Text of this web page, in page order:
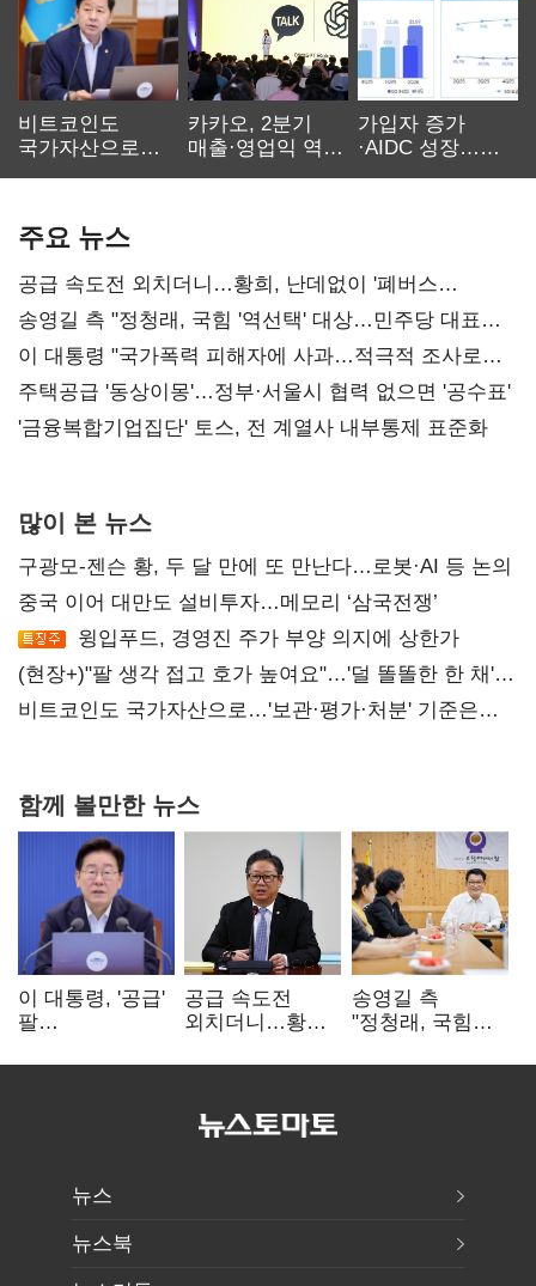
비트코인도
국가자산으로…'
카카오, 2분기
매출·영업익 역대
가입자 증가
·AIDC 성장…
주요 뉴스
공급 속도전 외치더니…황희, 난데없이 '폐버스
리모델링' 제안
송영길 측 "정청래, 국힘 '역선택' 대상…민주당 대표로
총선 지휘 못해"
이 대통령 "국가폭력 피해자에 사과…적극적 조사로
진실 밝혀야"
주택공급 '동상이몽'…정부·서울시 협력 없으면 '공수표'
'금융복합기업집단' 토스, 전 계열사 내부통제 표준화
많이 본 뉴스
구광모-젠슨 황, 두 달 만에 또 만난다…로봇·AI 등 논의
중국 이어 대만도 설비투자…메모리 ‘삼국전쟁’
윙입푸드, 경영진 주가 부양 의지에 상한가
(현장+)"팔 생각 접고 호가 높여요"…'덜 똘똘한 한 채'
20억 키맞추기
비트코인도 국가자산으로…'보관·평가·처분' 기준은
함께 볼만한 뉴스
이 대통령, '공급'
팔
여 내부선
공급 속도전
외치더니…황희,
리모델링' 제안
송영길 측
"정청래, 국힘
민주당 대표로
뉴스
뉴스북